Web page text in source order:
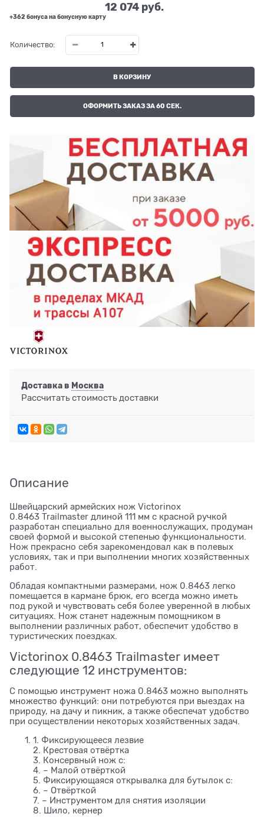
12 074 руб.
+362 бонуса на бонусную карту
Количество:
В КОРЗИНУ
ОФОРМИТЬ ЗАКАЗ ЗА 60 СЕК.
Доставка в Москва
Рассчитать стоимость доставки
Описание
Швейцарский армейских нож Victorinox
0.8463 Trailmaster длиной 111 мм с красной ручкой
разработан специально для военнослужащих, продуман
своей формой и высокой степенью функциональности.
Нож прекрасно себя зарекомендовал как в полевых
условиях, так и при выполнении многих хозяйственных
работ.
Обладая компактными размерами, нож 0.8463 легко
помещается в кармане брюк, его всегда можно иметь
под рукой и чувствовать себя более уверенной в любых
ситуациях. Нож станет надежным помощником в
выполнении различных работ, обеспечит удобство в
туристических поездках.
Victorinox 0.8463 Trailmaster имеет
следующие 12 инструментов:
С помощью инструмент ножа 0.8463 можно выполнять
множество функций: они потребуются при выездах на
природу, на дачу и пикник, а также обеспечат удобство
при осуществлении некоторых хозяйственных задач.
1. Фиксирующееся лезвие
2. Крестовая отвёртка
3. Консервный нож с:
4. – Малой отвёрткой
5. Фиксирующаяся открывалка для бутылок с:
6. – Отвёрткой
7. – Инструментом для снятия изоляции
8. Шило, кернер